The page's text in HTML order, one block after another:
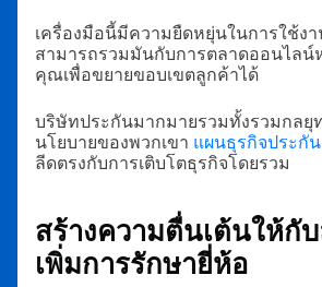
เครื่องมือนี้มีความยืดหยุ่นในการใช้ง
สามารถรวมมันกับการตลาดออนไลน์
คุณเพื่อขยายขอบเขตลูกค้าได้
บริษัทประกันมากมายรวมทั้งรวมกลยุ
นโยบายของพวกเขา แผนธุรกิจประกัน
ลีดตรงกับการเติบโตธุรกิจโดยรวม
สร้างความตื่นเต้นให้กั
เพิ่มการรักษายี่ห้อ